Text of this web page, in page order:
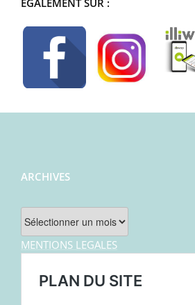
ÉGALEMENT SUR :
ARCHIVES
Archives
MENTIONS LEGALES